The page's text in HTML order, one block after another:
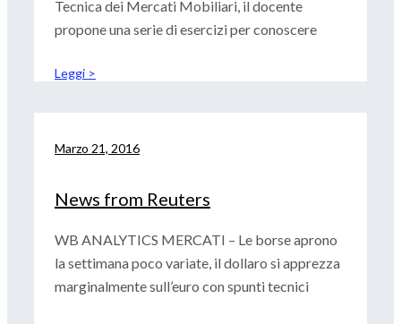
Tecnica dei Mercati Mobiliari, il docente
propone una serie di esercizi per conoscere
Leggi >
Marzo 21, 2016
News from Reuters
WB ANALYTICS MERCATI – Le borse aprono
la settimana poco variate, il dollaro si apprezza
marginalmente sull’euro con spunti tecnici